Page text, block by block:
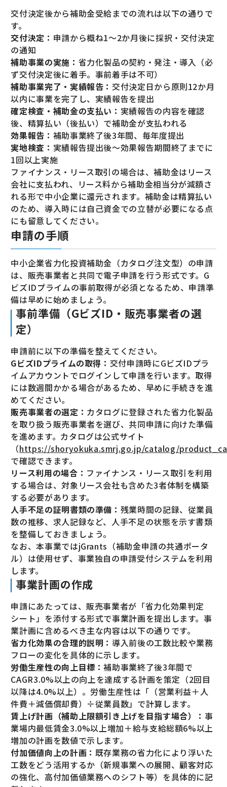
交付決定後から補助金受給までの流れは以下の通りで
す。
交付決定： 申請から概ね1〜2か月後に採択・交付決定
の通知
補助事業の実施： 省力化製品の契約・発注・導入（必
ず交付決定後に着手。事前着手は不可）
補助事業完了・実績報告：交付決定日から原則12か月
以内に事業を完了し、実績報告を提出
確定検査・補助金の支払い： 実績報告の内容を確認
後、精算払い（後払い）で補助金が支払われる
効果報告： 補助事業終了後3年間、毎年度提出
実地検査： 実績報告提出後〜効果報告期間終了までに
1回以上実施
ファイナンス・リース取引の場合は、補助金はリース
会社に支払われ、リース料から補助金相当分が減額さ
れる形で中小企業に還元されます。補助金は精算払い
のため、導入時には自己資金での立替が必要になる点
にも留意してください。
申請の手順
中小企業省力化投資補助金（カタログ注文型）の申請
は、販売事業者と共同で電子申請を行う形式です。G
ビズIDプライムの事前取得が必須となるため、申請準
備は早めに始めましょう。
事前準備（GビズID・販売事業者の選
定）
申請前に以下の準備を整えてください。
GビズIDプライムの取得： 交付申請時にGビズIDプラ
イムアカウントでログインして申請を行います。取得
には数週間かかる場合があるため、早めに手続きを進
めてください。
販売事業者の選定： カタログに登録された省力化製品
を取り扱う販売事業者を選び、共同申請に向けた準備
を進めます。カタログは公式サイト
（https://shoryokuka.smrj.go.jp/catalog/
で確認できます。
リース利用の場合： ファイナンス・リース取引を利用
する場合は、対象リース会社も含めた3者体制を構築
する必要があります。
人手不足の証明書類の準備： 残業時間の記録、従業員
数の推移、求人記録など、人手不足の状態を示す書類
を整備しておきましょう。
なお、本事業ではjGrants（補助金申請の共通ポータ
ル）は使用せず、事業独自の申請受付システムを利用
します。
事業計画の作成
申請にあたっては、販売事業者が「省力化効果判定
シート」を添付する形式で事業計画を提出します。事
業計画に含めるべき主な内容は以下の通りです。
省力化効果の合理的説明：導入前後の工数比較や業務
フローの変化を具体的に示します。
労働生産性の向上目標：補助事業終了後3年間で
CAGR3.0%以上の向上を達成する計画を策定（2回目
以降は4.0%以上）。労働生産性は「（営業利益＋人
件費＋減価償却費）÷従業員数」で計算します。
賃上げ計画（補助上限額引き上げを目指す場合）：事
業場内最低賃金3.0%以上増加＋給与支給総額6%以上
増加の計画を数値で示します。
付加価値向上の計画： 既存業務の省力化により浮いた
工数をどう活用するか（新規事業への展開、顧客対応
の強化、高付加価値業務へのシフト等）を具体的に記